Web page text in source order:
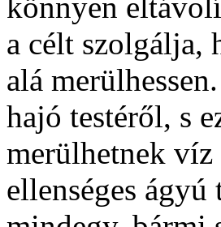
a célt szolgálja,
alá
hajó testéről, s
merülhetnek víz
ellenséges